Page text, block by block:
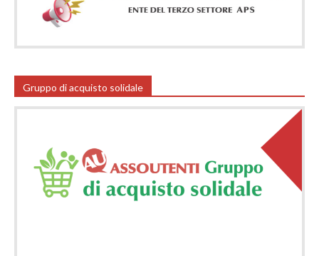
Gruppo di acquisto solidale